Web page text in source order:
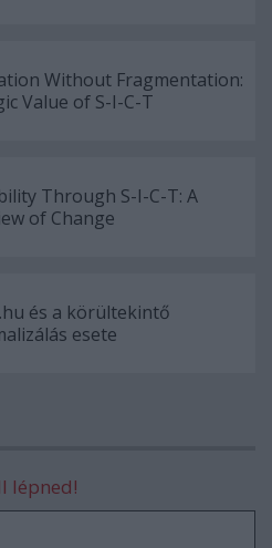
Without Fragmentation:
Value of S-I-C-T
Through S-I-C-T: A
of Change
és a körültekintő
esete
lépned!